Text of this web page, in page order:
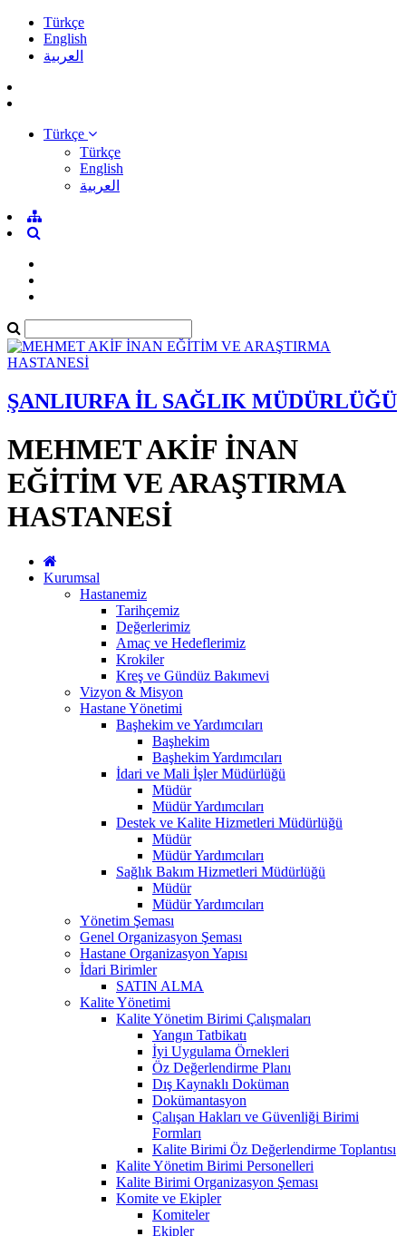
Türkçe
English
العربية
Türkçe
Türkçe
English
العربية
ŞANLIURFA İL SAĞLIK MÜDÜRLÜĞÜ
MEHMET AKİF İNAN
EĞİTİM VE ARAŞTIRMA
HASTANESİ
Kurumsal
Hastanemiz
Tarihçemiz
Değerlerimiz
Amaç ve Hedeflerimiz
Krokiler
Kreş ve Gündüz Bakımevi
Vizyon & Misyon
Hastane Yönetimi
Başhekim ve Yardımcıları
Başhekim
Başhekim Yardımcıları
İdari ve Mali İşler Müdürlüğü
Müdür
Müdür Yardımcıları
Destek ve Kalite Hizmetleri Müdürlüğü
Müdür
Müdür Yardımcıları
Sağlık Bakım Hizmetleri Müdürlüğü
Müdür
Müdür Yardımcıları
Yönetim Şeması
Genel Organizasyon Şeması
Hastane Organizasyon Yapısı
İdari Birimler
SATIN ALMA
Kalite Yönetimi
Kalite Yönetim Birimi Çalışmaları
Yangın Tatbikatı
İyi Uygulama Örnekleri
Öz Değerlendirme Planı
Dış Kaynaklı Doküman
Dokümantasyon
Çalışan Hakları ve Güvenliği Birimi
Formları
Kalite Birimi Öz Değerlendirme Toplantısı
Kalite Yönetim Birimi Personelleri
Kalite Birimi Organizasyon Şeması
Komite ve Ekipler
Komiteler
Ekipler